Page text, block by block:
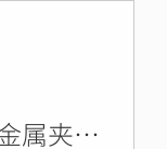
聚异氰脲酸酯（PIR）金属夹芯墙面板